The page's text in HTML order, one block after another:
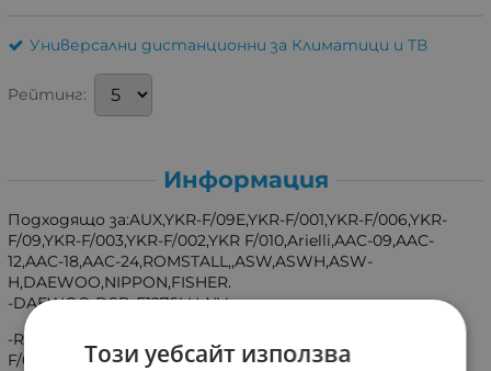
Универсални дистанционни за Климатици и ТВ
Рейтинг:
Информация
Подходящо за:AUX,YKR-F/09E,YKR-F/001,YKR-F/006,YKR-
F/09,YKR-F/003,YKR-F/002,YKR F/010,Arielli,AAC-09,AAC-
12,AAC-18,AAC-24,ROMSTALL,,ASW,ASWH,ASW-
H,DAEWOO,NIPPON,FISHER.
-DAEWOO DSB-F1276LH-NV.
-ROMSTALL AUX YKR-F/06,AUX YKR-F/001, YKR-F/09R/010
F/06, YKR-F/016E,AUX ASW-H09A4/EWR1, ASW-H09A4/E
Този уебсайт използва